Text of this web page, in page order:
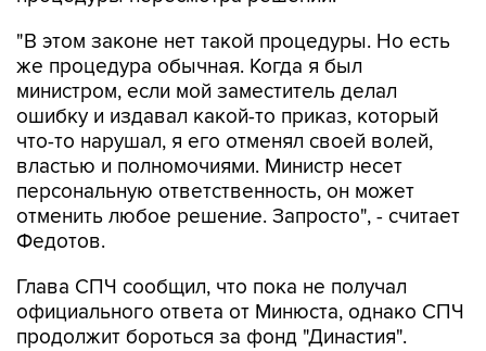
"В этом законе нет такой процедуры. Но есть
же процедура обычная. Когда я был
министром, если мой заместитель делал
ошибку и издавал какой-то приказ, который
что-то нарушал, я его отменял своей волей,
властью и полномочиями. Министр несет
персональную ответственность, он может
отменить любое решение. Запросто", - считает
Федотов.
Глава СПЧ сообщил, что пока не получал
официального ответа от Минюста, однако СПЧ
продолжит бороться за фонд "Династия".